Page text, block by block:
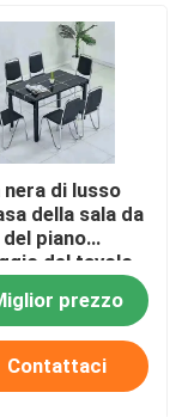
nera di lusso
della sala da
piano
del tavolo
del marmo di
e delle
prezzo
Contattaci